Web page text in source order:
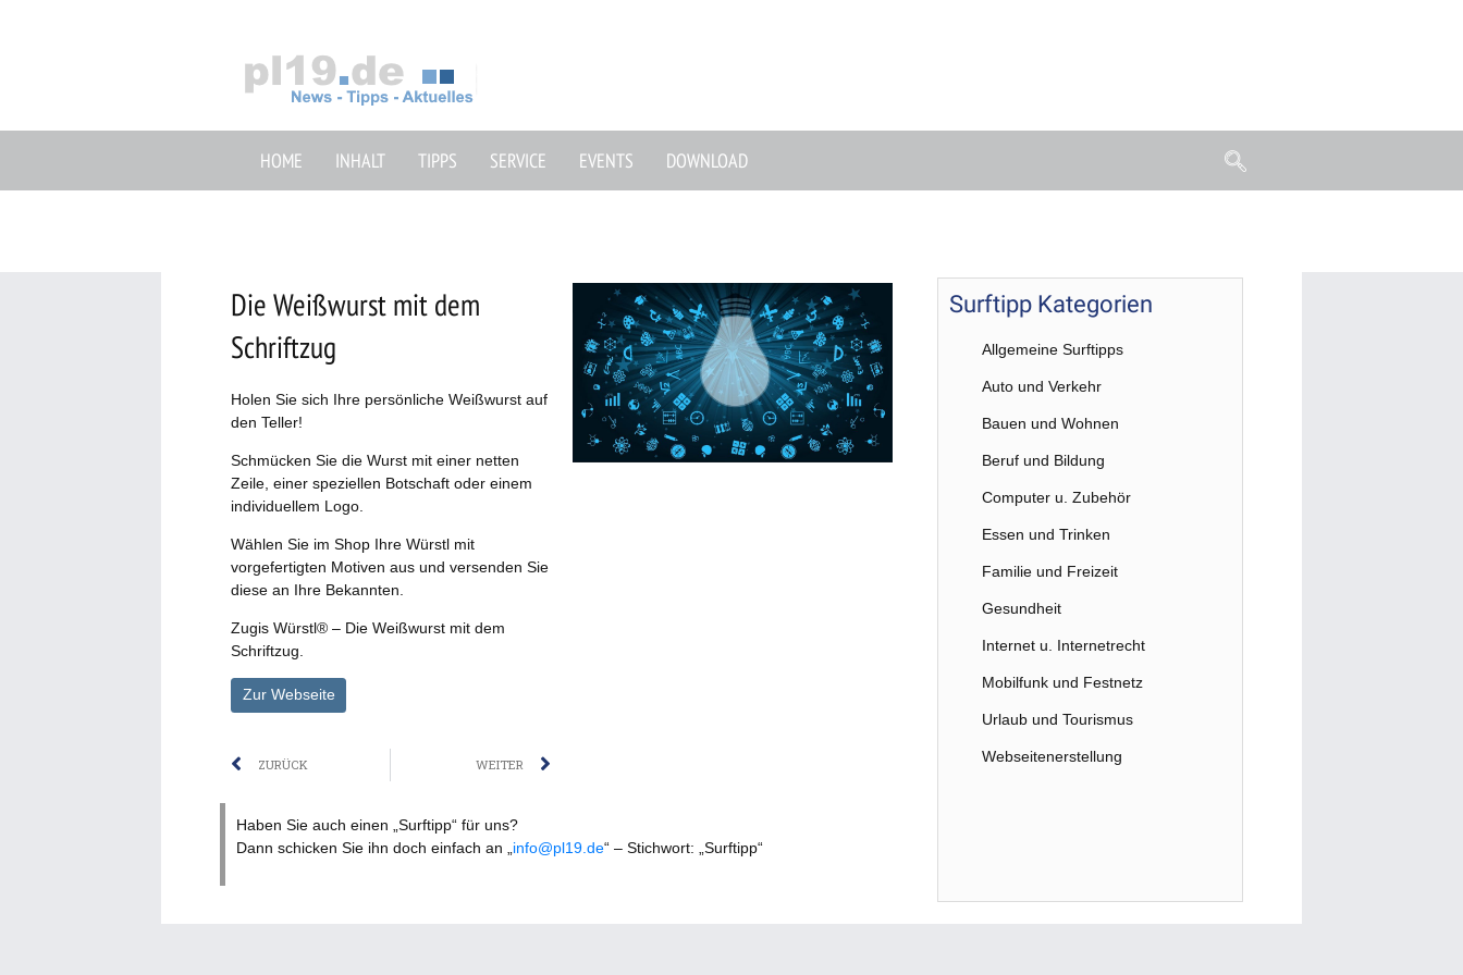
HOME INHALT TIPPS SERVICE EVENTS DOWNLOAD
Die Weißwurst mit dem
Schriftzug
Holen Sie sich Ihre persönliche Weißwurst auf
den Teller!
Schmücken Sie die Wurst mit einer netten
Zeile, einer speziellen Botschaft oder einem
individuellem Logo.
Wählen Sie im Shop Ihre Würstl mit
vorgefertigten Motiven aus und versenden Sie
diese an Ihre Bekannten.
Zugis Würstl® – Die Weißwurst mit dem
Schriftzug.
Zur Webseite
Zurück
ZURÜCK WEITER Nächster
Haben Sie auch einen „Surftipp“ für uns?
Dann schicken Sie ihn doch einfach an „ info@pl19.de“ – Stichwort: „Surftipp“
Surftipp Kategorien
Allgemeine Surftipps
Auto und Verkehr
Bauen und Wohnen
Beruf und Bildung
Computer u. Zubehör
Essen und Trinken
Familie und Freizeit
Gesundheit
Internet u. Internetrecht
Mobilfunk und Festnetz
Urlaub und Tourismus
Webseitenerstellung